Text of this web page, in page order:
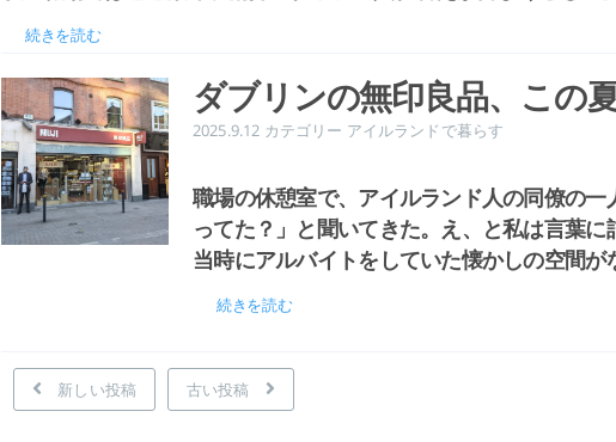
続きを読む
ダブリンの無印良品、この
2025.9.12 カテゴリー アイルランドで暮らす
職場の休憩室で、アイルランド人の同僚の
ってた？」と聞いてきた。え、と私は言葉
当時にアルバイトをしていた懐かしの空間が
続きを読む
新しい投稿 古い投稿